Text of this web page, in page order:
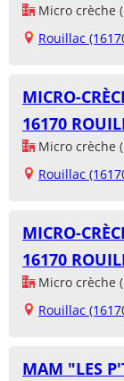
Micro crèche
Rouillac
MICRO-
16170
Micro crèche
Rouillac
MICRO-
16170
Micro crèche
Rouillac
MAM "LES